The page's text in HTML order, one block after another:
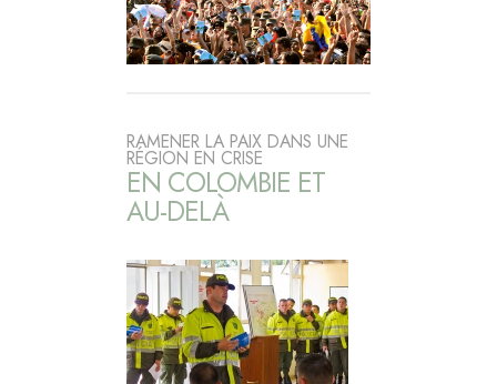
RAMENER LA PAIX DANS UNE
RÉGION EN CRISE
EN COLOMBIE ET
AU-DELÀ